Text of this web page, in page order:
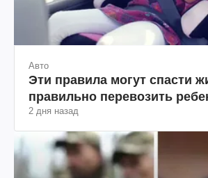
Авто
Эти правила могут спасти
правильно перевозить
2 дня назад